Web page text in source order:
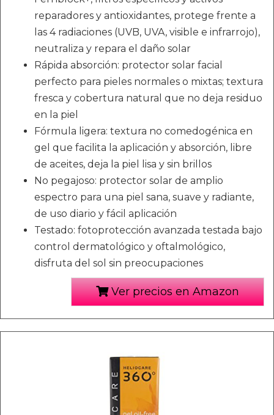
reparadores y antioxidantes, protege frente a
las 4 radiaciones (UVB, UVA, visible e infrarrojo),
neutraliza y repara el daño solar
Rápida absorción: protector solar facial
perfecto para pieles normales o mixtas; textura
fresca y cobertura natural que no deja residuo
en la piel
Fórmula ligera: textura no comedogénica en
gel que facilita la aplicación y absorción, libre
de aceites, deja la piel lisa y sin brillos
No pegajoso: protector solar de amplio
espectro para una piel sana, suave y radiante,
de uso diario y fácil aplicación
Testado: fotoprotección avanzada testada bajo
control dermatológico y oftalmológico,
disfruta del sol sin preocupaciones
Ver precios en Amazon